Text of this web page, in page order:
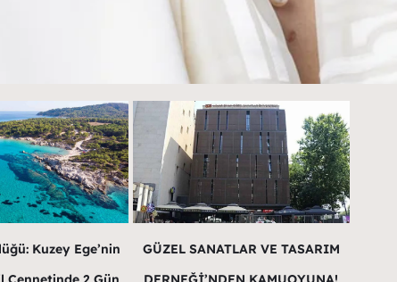
Kuzey Ege’nin
GÜZEL SANATLAR VE TASARIM